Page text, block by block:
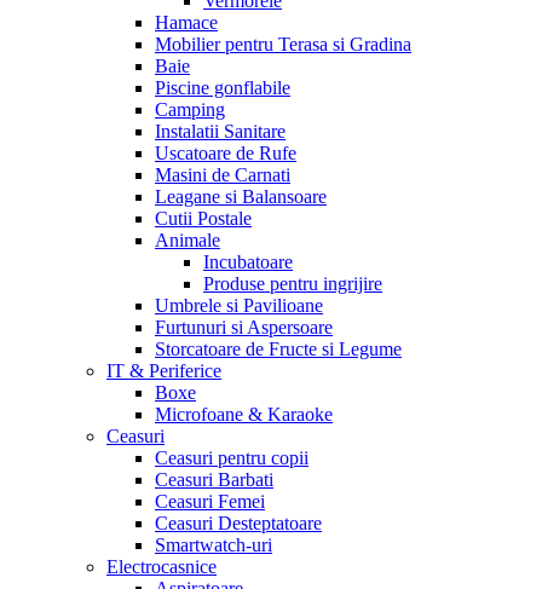
Hamace
Mobilier pentru Terasa si Gradina
Baie
Piscine gonflabile
Camping
Instalatii Sanitare
Uscatoare de Rufe
Masini de Carnati
Leagane si Balansoare
Cutii Postale
Animale
Incubatoare
Produse pentru ingrijire
Umbrele si Pavilioane
Furtunuri si Aspersoare
Storcatoare de Fructe si Legume
IT & Periferice
Boxe
Microfoane & Karaoke
Ceasuri
Ceasuri pentru copii
Ceasuri Barbati
Ceasuri Femei
Ceasuri Desteptatoare
Smartwatch-uri
Electrocasnice